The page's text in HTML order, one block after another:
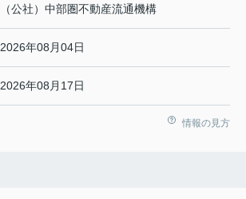
（公社）中部圏不動産流通機構
2026年08月04日
2026年08月17日
情報の見方